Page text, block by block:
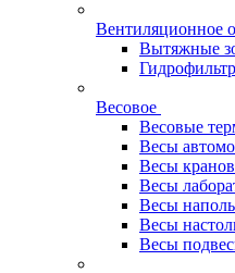
Вентиляционное
Вытяжные
Весовое
Весовые
Весы
Весы
Весы
Весы
Весы
Весы